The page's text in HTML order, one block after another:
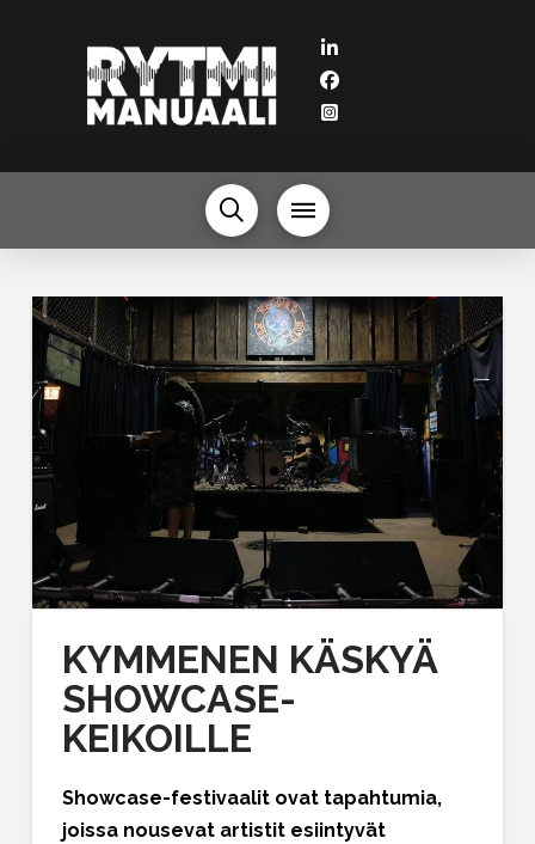
KYMMENEN KÄSKYÄ
SHOWCASE-
KEIKOILLE
Showcase-festivaalit ovat tapahtumia,
joissa nousevat artistit esiintyvät